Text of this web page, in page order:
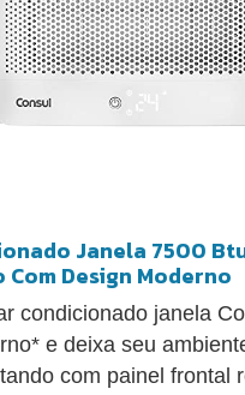
Janela 7500
Design Moderno
condicionado janela
e deixa seu
com painel frontal